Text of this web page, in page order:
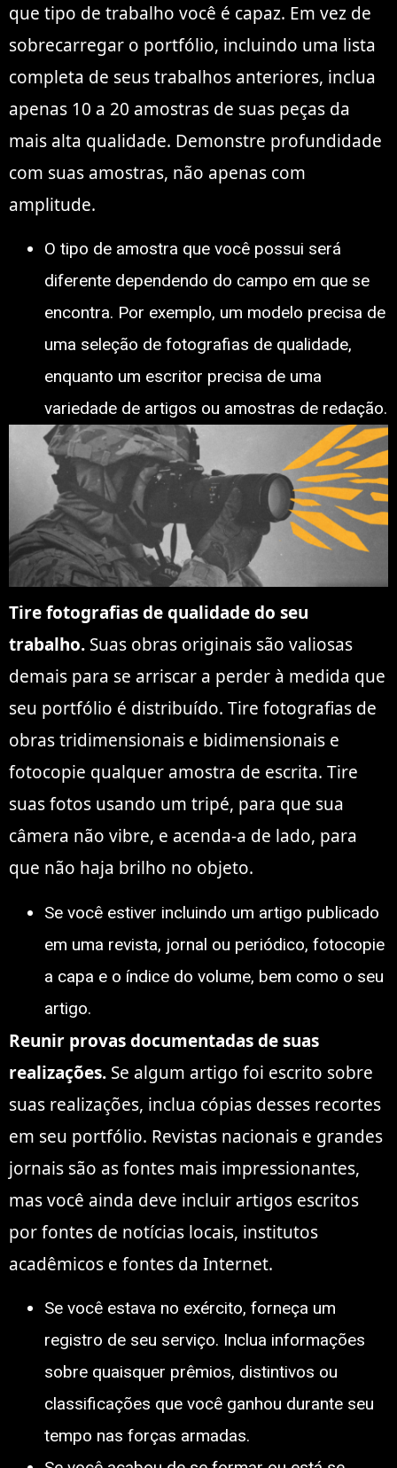
que tipo de trabalho você é capaz. Em vez de
sobrecarregar o portfólio, incluindo uma lista
completa de seus trabalhos anteriores, inclua
apenas 10 a 20 amostras de suas peças da
mais alta qualidade. Demonstre profundidade
com suas amostras, não apenas com
amplitude.
O tipo de amostra que você possui será
diferente dependendo do campo em que se
encontra. Por exemplo, um modelo precisa de
uma seleção de fotografias de qualidade,
enquanto um escritor precisa de uma
variedade de artigos ou amostras de redação.
Tire fotografias de qualidade do seu
trabalho. Suas obras originais são valiosas
demais para se arriscar a perder à medida que
seu portfólio é distribuído. Tire fotografias de
obras tridimensionais e bidimensionais e
fotocopie qualquer amostra de escrita. Tire
suas fotos usando um tripé, para que sua
câmera não vibre, e acenda-a de lado, para
que não haja brilho no objeto.
Se você estiver incluindo um artigo publicado
em uma revista, jornal ou periódico, fotocopie
a capa e o índice do volume, bem como o seu
artigo.
Reunir provas documentadas de suas
realizações. Se algum artigo foi escrito sobre
suas realizações, inclua cópias desses recortes
em seu portfólio. Revistas nacionais e grandes
jornais são as fontes mais impressionantes,
mas você ainda deve incluir artigos escritos
por fontes de notícias locais, institutos
acadêmicos e fontes da Internet.
Se você estava no exército, forneça um
registro de seu serviço. Inclua informações
sobre quaisquer prêmios, distintivos ou
classificações que você ganhou durante seu
tempo nas forças armadas.